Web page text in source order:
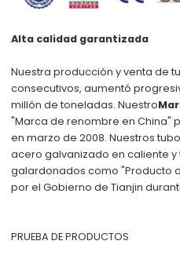
Alta calidad garantizada
Nuestra producción y venta de
consecutivos, aumentó
millón de toneladas. Nuestro
"Marca de renombre en China"
en marzo de 2008. Nuestros
acero galvanizado en caliente y
galardonados como "Producto
por el Gobierno de Tianjin
PRUEBA DE PRODUCTOS